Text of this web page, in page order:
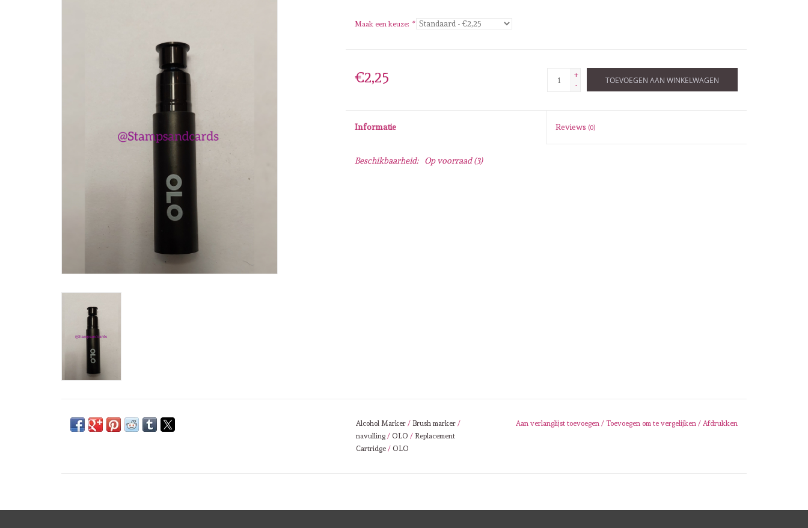
Maak een keuze: *
€2,25
+
-
TOEVOEGEN AAN WINKELWAGEN
Informatie Reviews (0)
Beschikbaarheid: Op voorraad(3)
Alcohol Marker / Brush marker /
navulling / OLO / Replacement
Cartridge / OLO
Aan verlanglijst toevoegen / Toevoegen om te vergelijken / Afdrukken